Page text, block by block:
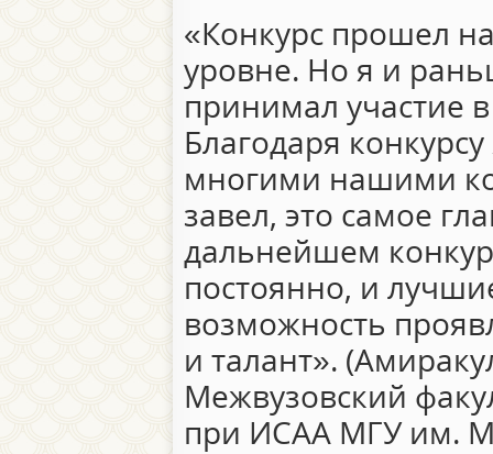
«Конкурс прошел
уровне. Но я и
принимал участие
Благодаря
многими нашими
завел, это самое
дальнейшем
постоянно, и
возможность
и талант».
Межвузовский
при ИСАА МГУ им.